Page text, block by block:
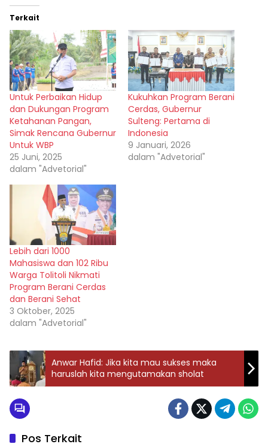
Terkait
Untuk Perbaikan Hidup
dan Dukungan Program
Ketahanan Pangan,
Simak Rencana Gubernur
Untuk WBP
25 Juni, 2025
dalam "Advetorial"
Kukuhkan Program Berani
Cerdas, Gubernur
Sulteng: Pertama di
Indonesia
9 Januari, 2026
dalam "Advetorial"
Lebih dari 1000
Mahasiswa dan 102 Ribu
Warga Tolitoli Nikmati
Program Berani Cerdas
dan Berani Sehat
3 Oktober, 2025
dalam "Advetorial"
Anwar Hafid: Jika kita mau sukses maka
haruslah kita mengutamakan sholat
Pos Terkait